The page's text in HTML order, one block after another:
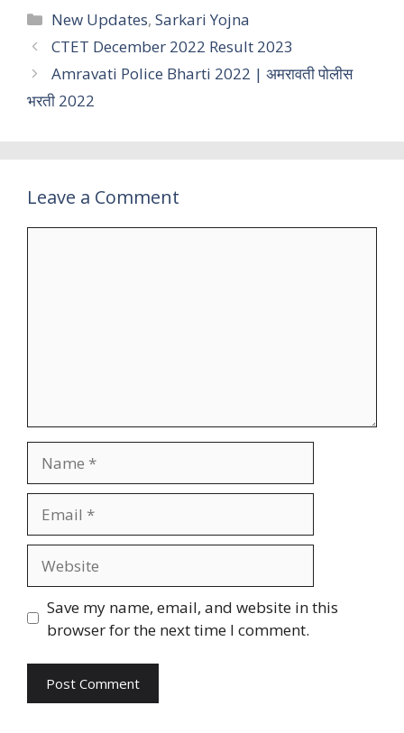
Categories
New Updates,Sarkari Yojna
CTET December 2022 Result 2023
Amravati Police Bharti 2022 | अमरावती पोलीस
भरती 2022
Leave a Comment
Save my name, email, and website in this
browser for the next time I comment.